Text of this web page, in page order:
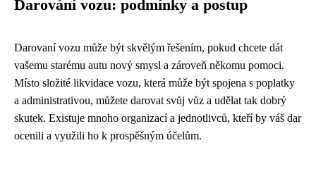
Darování vozu: podmínky a postup
Darovaní vozu může být skvělým řešením, pokud chcete dát
vašemu starému autu nový smysl a zároveň někomu pomoci.
Místo složité likvidace vozu, která může být spojena s poplatky
a administrativou, můžete darovat svůj vůz a udělat tak dobrý
skutek. Existuje mnoho organizací a jednotlivců, kteří by váš dar
ocenili a využili ho k prospěšným účelům.